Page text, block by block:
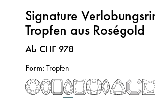
Signature
Tropfen aus Roségold
Preis:
Ab CHF 978
Form:Tropfen